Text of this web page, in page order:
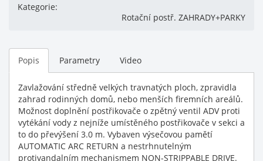
Kategorie:
Rotační postř. ZAHRADY+PARKY
Popis Parametry Video
Zavlažování středně velkých travnatých ploch, zpravidla
zahrad rodinných domů, nebo menších firemních areálů.
Možnost doplnění postřikovače o zpětný ventil ADV proti
vytékání vody z nejníže umístěného postřikovače v sekci a
to do převýšení 3.0 m. Vybaven výsečovou pamětí
AUTOMATIC ARC RETURN a nestrhnutelným
protivandalním mechanismem NON-STRIPPABLE DRIVE.